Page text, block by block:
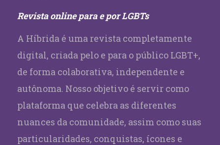
Revista online para e por LGBTs
A Híbrida é uma revista completamente
digital, criada pelo e para o público LGBT+,
de forma colaborativa, independente e
autônoma. Nosso objetivo é servir como
plataforma que celebra as diferentes
nuances da comunidade, assim como suas
particularidades, conquistas, ícones e